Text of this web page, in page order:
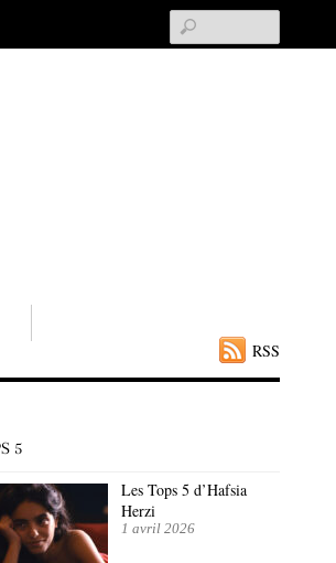
RSS
5
Les Tops 5 d’Hafsia
Herzi
1 avril 2026